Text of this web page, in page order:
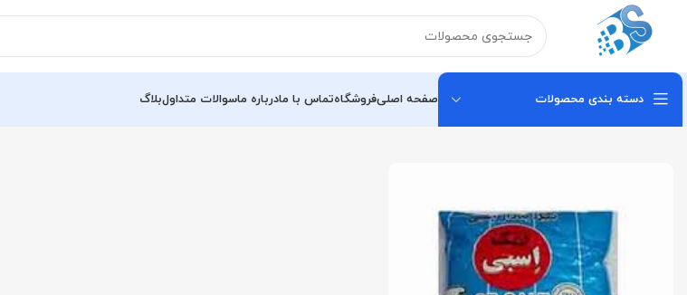
دسته بندی محصولات صفحه اصلیفروشگاهتماس با مادرباره ماسوالات متداولبلاگ